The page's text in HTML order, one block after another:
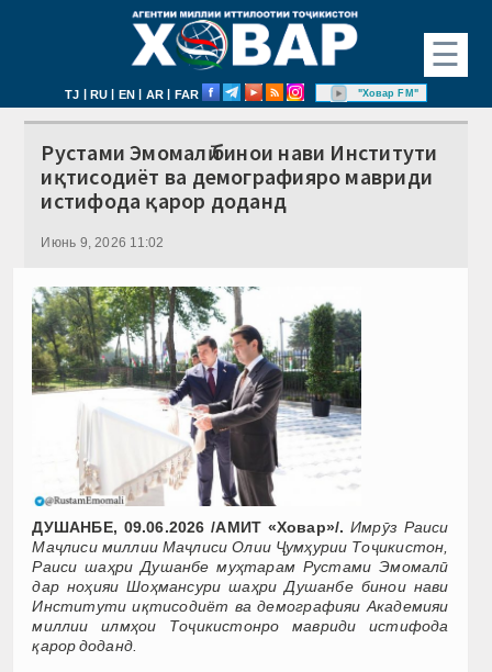
☰
TJ | RU | EN | AR | FAR "Ховар FM"
Рустами Эмомалӣ бинои нави Институти
иқтисодиёт ва демографияро мавриди
истифода қарор доданд
Июнь 9, 2026 11:02
ДУШАНБЕ, 09.06.2026 /АМИТ «Ховар»/. Имрӯз Раиси
Маҷлиси миллии Маҷлиси Олии Ҷумҳурии Тоҷикистон,
Раиси шаҳри Душанбе муҳтарам Рустами Эмомалӣ
дар ноҳияи Шоҳмансури шаҳри Душанбе бинои нави
Институти иқтисодиёт ва демографияи Академияи
миллии илмҳои Тоҷикистонро мавриди истифода
қарор доданд.